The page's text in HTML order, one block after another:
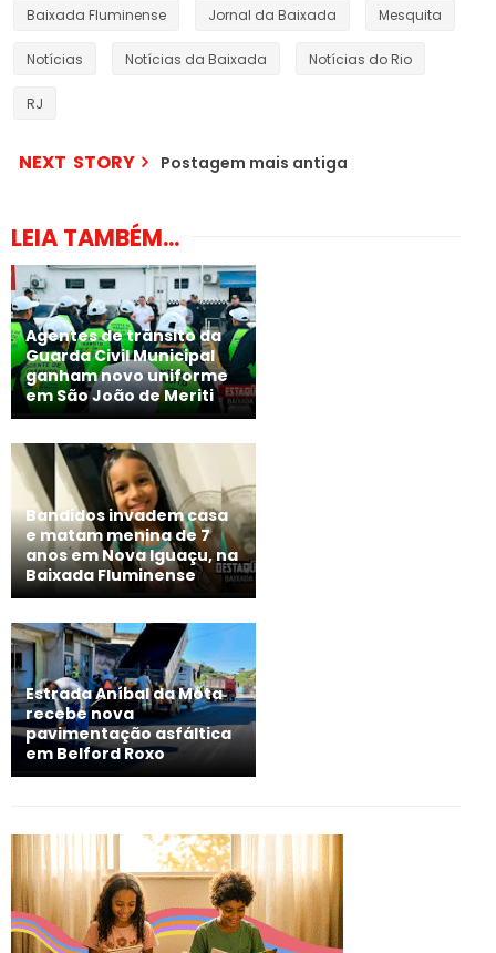
Baixada Fluminense Jornal da Baixada Mesquita
Notícias Notícias da Baixada Notícias do Rio
RJ
NEXT STORY Postagem mais antiga
LEIA TAMBÉM...
Agentes de trânsito da
Guarda Civil Municipal
ganham novo uniforme
em São João de Meriti
Bandidos invadem casa
e matam menina de 7
anos em Nova Iguaçu, na
Baixada Fluminense
Estrada Aníbal da Mota
recebe nova
pavimentação asfáltica
em Belford Roxo